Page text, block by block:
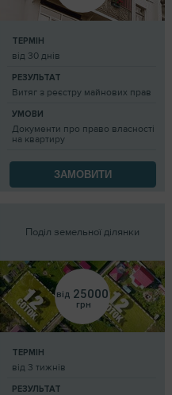
ТЕРМІН
від 30 днів
РЕЗУЛЬТАТ
Витяг з реєстру майнових прав
УМОВИ
Документи про право власності
на квартиру
ЗАМОВИТИ
Поділ земельної ділянки
від 25000
грн
ТЕРМІН
від 3 тижнів
РЕЗУЛЬТАТ